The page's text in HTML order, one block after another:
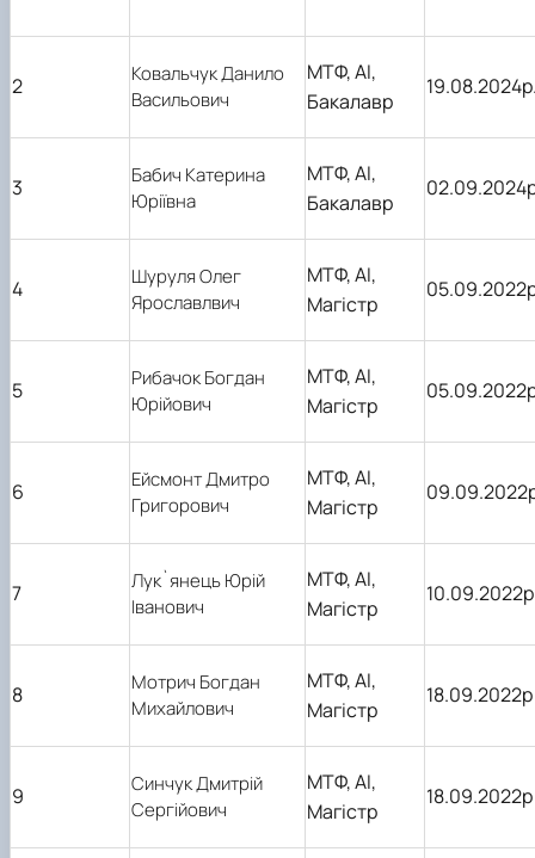
2
Ковальчук Данило
Васильович
МТФ, АІ,
Бакалавр
3
Бабич Катерина
Юріївна
МТФ, АІ,
Бакалавр
4
Шуруля Олег
Ярославлвич
МТФ, АІ,
Магістр
5
Рибачок Богдан
Юрійович
МТФ, АІ,
Магістр
6
Ейсмонт Дмитро
Григорович
МТФ, АІ,
Магістр
7
Лук`янець Юрій
Іванович
МТФ, АІ,
Магістр
10.09.2022р
8
Мотрич Богдан
Михайлович
МТФ, АІ,
Магістр
18.09.2022р
9
Синчук Дмитрій
Сергійович
МТФ, АІ,
Магістр
18.09.2022р